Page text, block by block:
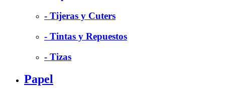
- Tijeras y Cuters
- Tintas y Repuestos
- Tizas
Papel